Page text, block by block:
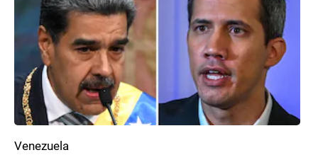
Venezuela